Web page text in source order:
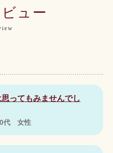
ュー
ってもみませんでし
代 女性